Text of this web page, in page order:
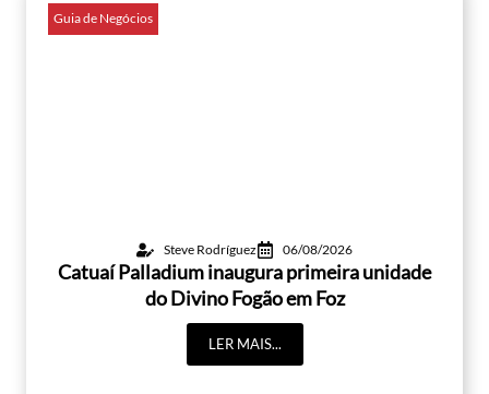
Guia de Negócios
Steve Rodríguez 06/08/2026
Catuaí Palladium inaugura primeira unidade
do Divino Fogão em Foz
LER MAIS...